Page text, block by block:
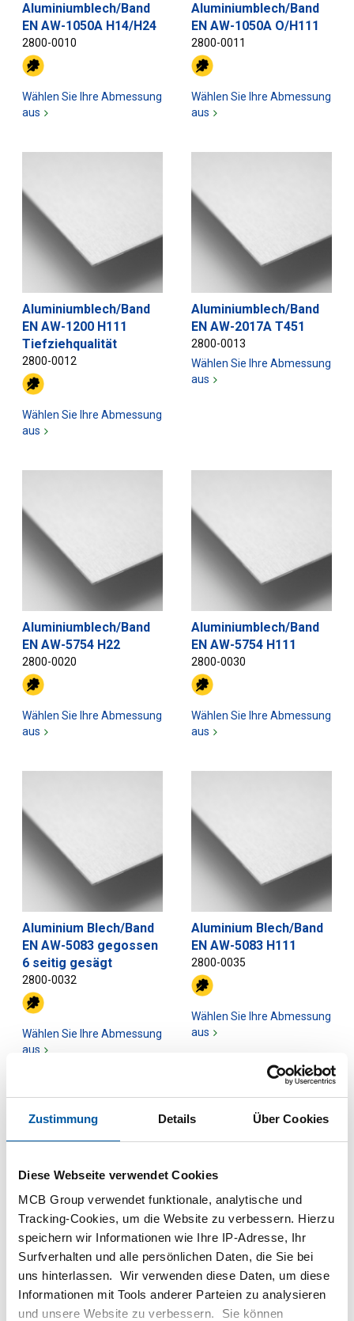
Zustimmung Details Über Cookies
Diese Webseite verwendet Cookies
MCB Group verwendet funktionale, analytische und
Tracking-Cookies, um die Website zu verbessern. Hierzu
speichern wir Informationen wie Ihre IP-Adresse, Ihr
Surfverhalten und alle persönlichen Daten, die Sie bei
uns hinterlassen. Wir verwenden diese Daten, um diese
Informationen mit Tools anderer Parteien zu analysieren
und unsere Website zu verbessern. Sie können
Aluminiumblech/Band
EN AW-1050A H14/H24
2800-0010
Wählen Sie Ihre Abmessung
aus
Aluminiumblech/Band
EN AW-1050A O/H111
2800-0011
Wählen Sie Ihre Abmessung
aus
Aluminiumblech/Band
EN AW-1200 H111
Tiefziehqualität
2800-0012
Wählen Sie Ihre Abmessung
aus
Aluminiumblech/Band
EN AW-2017A T451
2800-0013
Wählen Sie Ihre Abmessung
aus
Aluminiumblech/Band
EN AW-5754 H22
2800-0020
Wählen Sie Ihre Abmessung
aus
Aluminiumblech/Band
EN AW-5754 H111
2800-0030
Wählen Sie Ihre Abmessung
aus
Aluminium Blech/Band
EN AW-5083 gegossen
6 seitig gesägt
2800-0032
Wählen Sie Ihre Abmessung
aus
Aluminium Blech/Band
EN AW-5083 H111
2800-0035
Wählen Sie Ihre Abmessung
aus
Alu Blech/Band EN AW-
5083 H111 (Schiffbau
3.2)
2800-0036
Aluminiumblech/Band
EN AW-5083 H321
(Schiffbau 3.2)
2800-0037